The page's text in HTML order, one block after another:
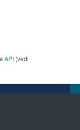
API (vedi